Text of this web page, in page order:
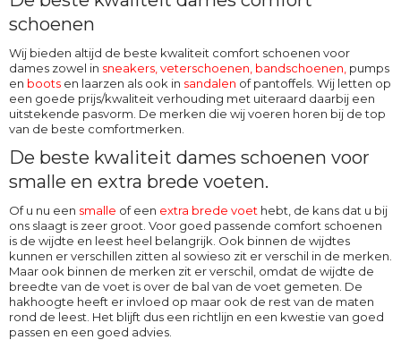
schoenen
Wij bieden altijd de beste kwaliteit comfort schoenen voor
dames zowel in sneakers, veterschoenen bandschoenen pumps
en boots en laarzen als ook in sandalen of pantoffels. Wij letten op
een goede prijs/kwaliteit verhouding met uiteraard daarbij een
uitstekende pasvorm. De merken die wij voeren horen bij de top
van de beste comfortmerken.
De beste kwaliteit dames schoenen voor
smalle en extra brede voeten.
Of u nu een smalle of een extra brede voet hebt, de kans dat u bij
ons slaagt is zeer groot. Voor goed passende comfort schoenen
is de wijdte en leest heel belangrijk. Ook binnen de wijdtes
kunnen er verschillen zitten al sowieso zit er verschil in de merken.
Maar ook binnen de merken zit er verschil, omdat de wijdte de
breedte van de voet is over de bal van de voet gemeten. De
hakhoogte heeft er invloed op maar ook de rest van de maten
rond de leest. Het blijft dus een richtlijn en een kwestie van goed
passen en een goed advies.